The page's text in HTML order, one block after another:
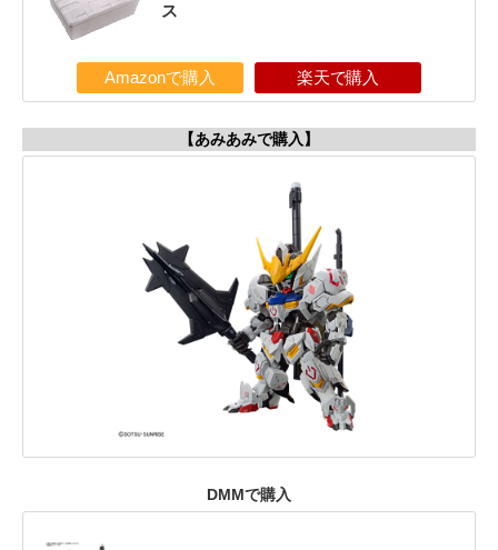
ス
Amazonで購入 楽天で購入
【あみあみで購入】
DMMで購入